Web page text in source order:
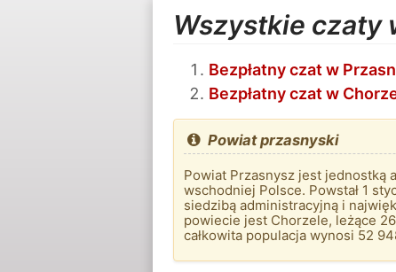
Wszystkie czaty
Bezpłatny czat w
Bezpłatny czat w
Powiat przasnyski
Powiat Przasnysz jest
wschodniej Polsce. Powstał 1
siedzibą administracyjną i
powiecie jest Chorzele, leżące
całkowita populacja wynosi 52